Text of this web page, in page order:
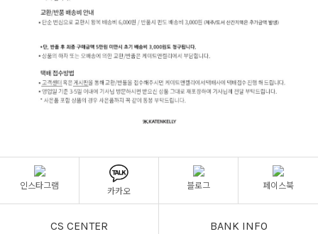
인스타그램
카카오
블로그 페이스북
CS CENTER
BANK INFO